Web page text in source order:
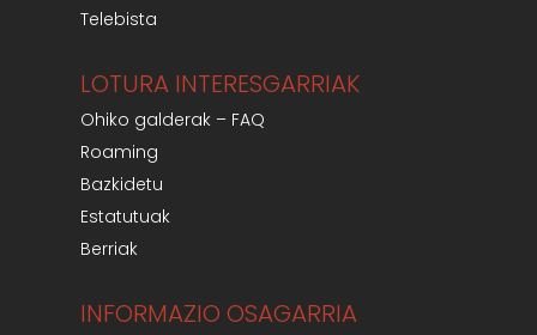
Telebista
LOTURA INTERESGARRIAK
Ohiko galderak – FAQ
Roaming
Bazkidetu
Estatutuak
Berriak
INFORMAZIO OSAGARRIA